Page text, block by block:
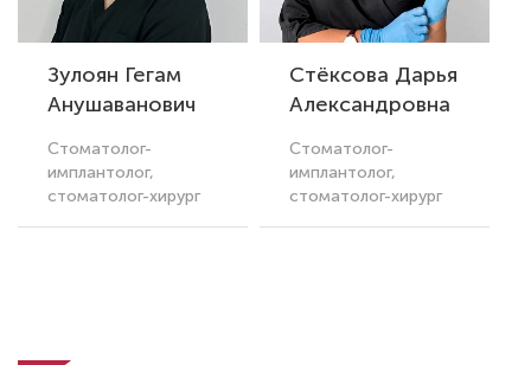
Зулоян Гегам
Анушаванович
Стоматолог-
имплантолог,
стоматолог-хирург
Стёксова Дарья
Александровна
Стоматолог-
имплантолог,
стоматолог-хирург